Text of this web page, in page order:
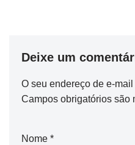
Deixe um
O seu endereço de e-
Campos obrigatórios são
Nome *